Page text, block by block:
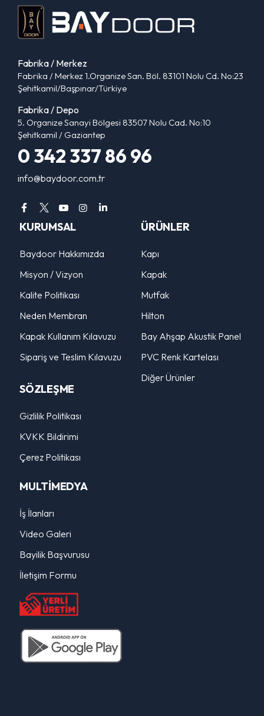
Fabrika / Merkez
Fabrika / Merkez 1.Organize San. Böl. 83101 Nolu Cd. No:23
Şehitkamil/Başpınar/Türkiye
Fabrika / Depo
5. Organize Sanayi Bölgesi 83507 Nolu Cad. No:10
Şehitkamil / Gaziantep
0 342 337 86 96
info@baydoor.com.tr
KURUMSAL
Baydoor Hakkımızda
Misyon / Vizyon
Kalite Politikası
Neden Membran
Kapak Kullanım Kılavuzu
Sipariş ve Teslim Kılavuzu
SÖZLEŞME
Gizlilik Politikası
KVKK Bildirimi
Çerez Politikası
ÜRÜNLER
Kapı
Kapak
Mutfak
Hilton
Bay Ahşap Akustik Panel
PVC Renk Kartelası
Diğer Ürünler
MULTİMEDYA
İş İlanları
Video Galeri
Bayilik Başvurusu
İletişim Formu